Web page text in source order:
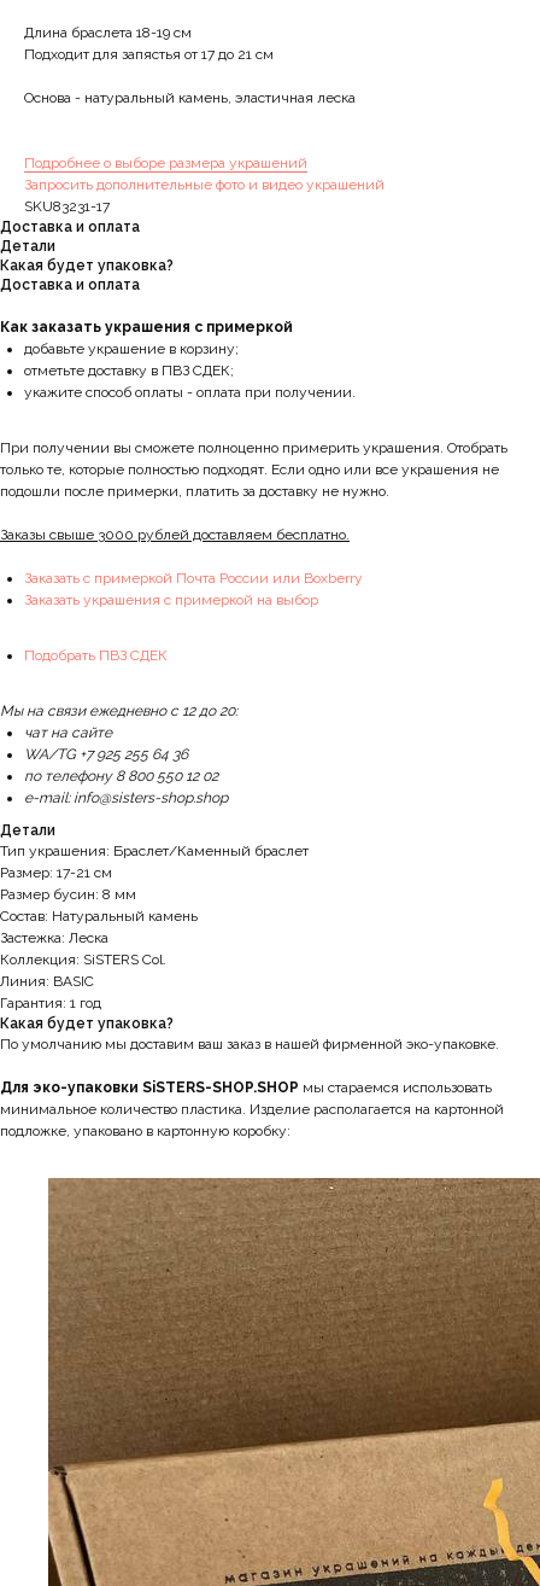
Длина браслета 18-19 см
Подходит для запястья от 17 до 21 см
Основа - натуральный камень, эластичная леска
Подробнее о выборе размера украшений
Запросить дополнительные фото и видео украшений
SKU83231-17
Доставка и оплата
Детали
Какая будет упаковка?
Доставка и оплата
Как заказать украшения с примеркой
добавьте украшение в корзину;
отметьте доставку в ПВЗ СДЕК;
укажите способ оплаты - оплата при получении.
При получении вы сможете полноценно примерить украшения. Отобрать
только те, которые полностью подходят. Если одно или все украшения не
подошли после примерки, платить за доставку не нужно.
Заказы свыше 3000 рублей доставляем бесплатно.
Заказать с примеркой Почта России или Boxberry
Заказать украшения с примеркой на выбор
Подобрать ПВЗ СДЕК
Мы на связи ежедневно с 12 до 20:
чат на сайте
WA/TG +7 925 255 64 36
по телефону 8 800 550 12 02
e-mail: info@sisters-shop.shop
Детали
Тип украшения: Браслет/Каменный браслет
Размер: 17-21 см
Размер бусин: 8 мм
Состав: Натуральный камень
Застежка: Леска
Коллекция: SiSTERS Col.
Линия: BASIC
Гарантия: 1 год
Какая будет упаковка?
По умолчанию мы доставим ваш заказ в нашей фирменной эко-упаковке.
Для эко-упаковки SiSTERS-SHOP.SHOP мы стараемся использовать
минимальное количество пластика. Изделие располагается на картонной
подложке, упаковано в картонную коробку: